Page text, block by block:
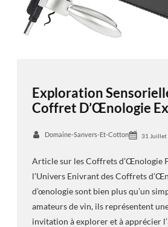
Exploration
Coffret D’Œnologie
Domaine-Sanvers-Et-Cotton 31 Juillet
Article sur les Coffrets d’Œnologie
l’Univers Enivrant des Coffrets
d’œnologie sont bien plus qu’un
amateurs de vin, ils représentent
invitation à explorer et à apprécier